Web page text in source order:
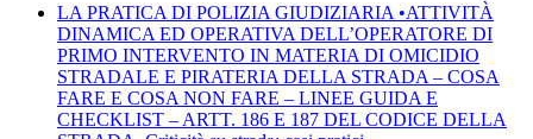
LA PRATICA DI POLIZIA GIUDIZIARIA •ATTIVITÀ
DINAMICA ED OPERATIVA DELL’OPERATORE DI
PRIMO INTERVENTO IN MATERIA DI OMICIDIO
STRADALE E PIRATERIA DELLA STRADA – COSA
FARE E COSA NON FARE – LINEE GUIDA E
CHECKLIST – ARTT. 186 E 187 DEL CODICE DELLA